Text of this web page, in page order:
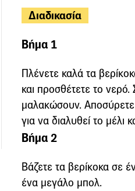
Διαδικασία
Βήμα 1
Πλένετε καλά τα
και προσθέτετε το
μαλακώσουν. Αποσύρετε
για να διαλυθεί το
Βήμα 2
Βάζετε τα βερίκοκα σε
ένα μεγάλο μπολ.